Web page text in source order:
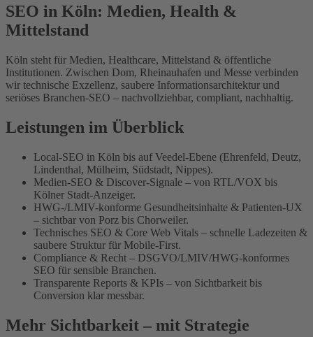
SEO in Köln: Medien, Health &
Mittelstand
Köln steht für Medien, Healthcare, Mittelstand & öffentliche
Institutionen. Zwischen Dom, Rheinauhafen und Messe verbinden
wir technische Exzellenz, saubere Informationsarchitektur und
seriöses Branchen-SEO – nachvollziehbar, compliant, nachhaltig.
Leistungen im Überblick
Local-SEO in Köln bis auf Veedel-Ebene (Ehrenfeld, Deutz,
Lindenthal, Mülheim, Südstadt, Nippes).
Medien-SEO & Discover-Signale – von RTL/VOX bis
Kölner Stadt-Anzeiger.
HWG-/LMIV-konforme Gesundheitsinhalte & Patienten-UX
– sichtbar von Porz bis Chorweiler.
Technisches SEO & Core Web Vitals – schnelle Ladezeiten &
saubere Struktur für Mobile-First.
Compliance & Recht – DSGVO/LMIV/HWG-konformes
SEO für sensible Branchen.
Transparente Reports & KPIs – von Sichtbarkeit bis
Conversion klar messbar.
Mehr Sichtbarkeit – mit Strategie